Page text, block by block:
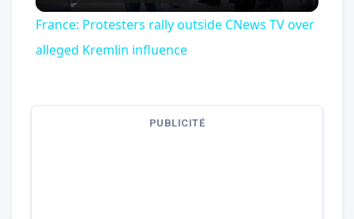
France: Protesters rally outside CNews TV over
alleged Kremlin influence
PUBLICITÉ